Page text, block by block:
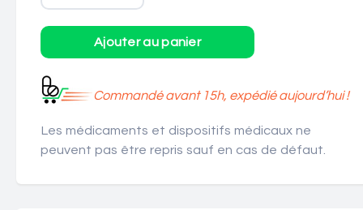
Commandé avant 15h, expédié aujourd’hui !
Les médicaments et dispositifs médicaux ne
peuvent pas être repris sauf en cas de défaut.